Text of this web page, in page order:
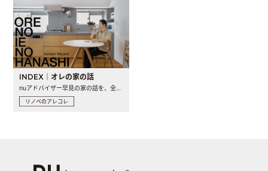
INDEX｜オレの家の話
nuアドバイザー早見の家の話を、全4話でお届け。リノベーションを..
リノベのアレコレ